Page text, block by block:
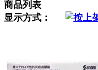
商品列表
显示方式：